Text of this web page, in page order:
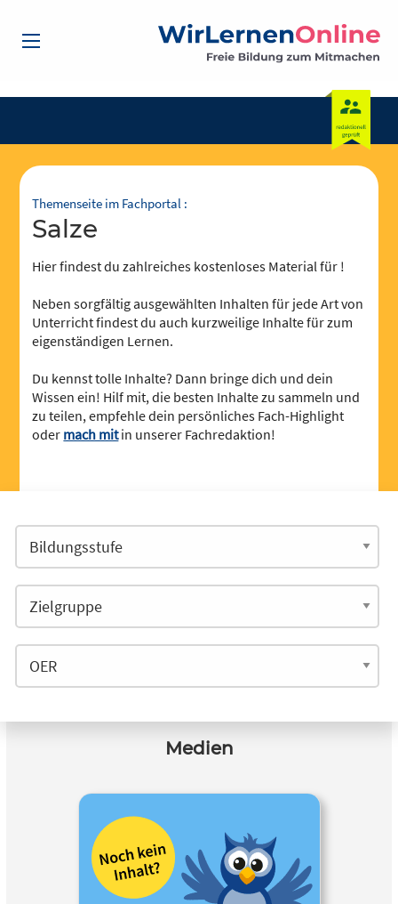
Themenseite im Fachportal :
Salze
Hier findest du zahlreiches kostenloses Material für !
Neben sorgfältig ausgewählten Inhalten für jede Art von
Unterricht findest du auch kurzweilige Inhalte für zum
eigenständigen Lernen.
Du kennst tolle Inhalte? Dann bringe dich und dein
Wissen ein! Hilf mit, die besten Inhalte zu sammeln und
zu teilen, empfehle dein persönliches Fach-Highlight
oder mach mitin unserer Fachredaktion!
Medien